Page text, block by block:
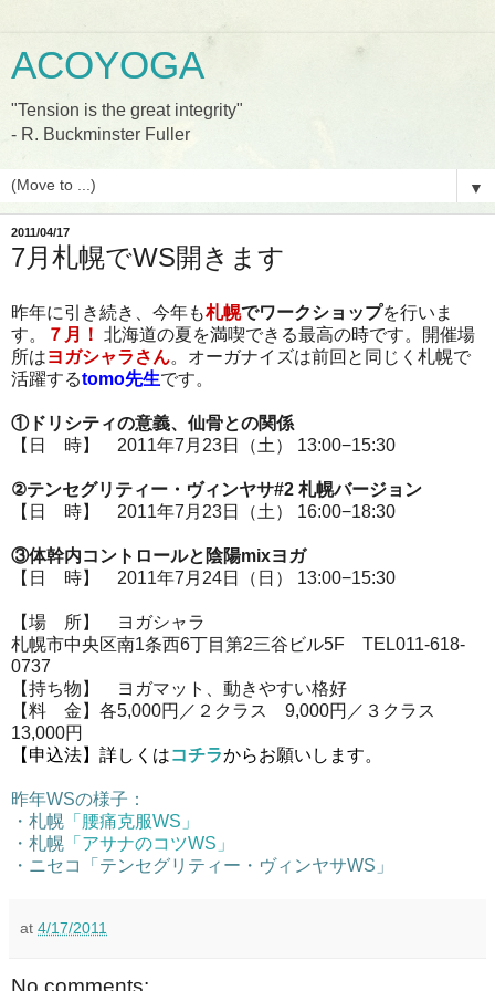
ACOYOGA
"Tension is the great integrity"
- R. Buckminster Fuller
▼
2011/04/17
7月札幌でWS開きます
昨年に引き続き、今年も札幌でワークショップを行いま
す。
７月！ 北海道の夏を満喫できる最高の時です。開催場
所はヨガシャラさん。オーガナイズは前回と同じく札幌で
活躍するtomo先生です。
①ドリシティの意義、仙骨との関係
【日 時】 2011年7月23日（土） 13:00−15:30
②テンセグリティー・ヴィンヤサ#2 札幌バージョン
【日 時】 2011年7月23日（土） 16:00−18:30
③体幹内コントロールと陰陽mixヨガ
【日 時】 2011年7月24日（日） 13:00−15:30
【場 所】 ヨガシャラ
札幌市中央区南1条西6丁目第2三谷ビル5F TEL011-618-
0737
【持ち物】 ヨガマット、動きやすい格好
【料 金】各5,000円／２クラス 9,000円／３クラス
13,000円
【申込法】詳しくはコチラからお願いします。
昨年WSの様子：
・札幌 「腰痛克服WS」
・札幌 「アサナのコツWS」
・ニセコ
「テンセグリティー・ヴィンヤサWS」
at 4/17/2011
No comments: